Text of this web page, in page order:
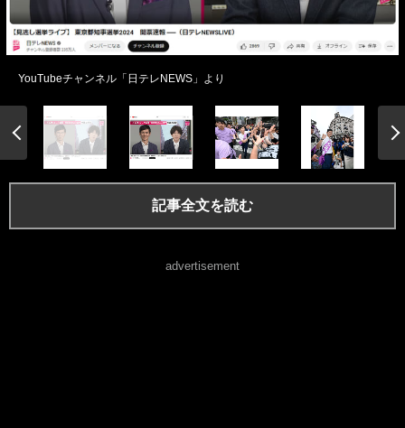
YouTubeチャンネル「日テレNEWS」より
記事全文を読む
advertisement